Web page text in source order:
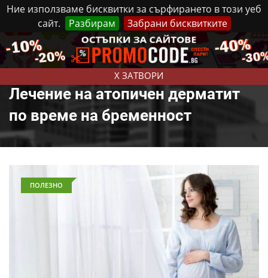
Ние използваме бисквитки за сърфирането в този уеб
сайт.
Разбирам Забрани бисквитките
X ЗАТВОРИ
Събота, 8 Август, 2026 Реклама Контакти
Лечение на атопичен дерматит
по време на бременност
ПОЛЕЗНО